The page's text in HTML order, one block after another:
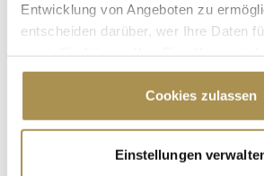
Entwicklung von Angeboten zu
entscheiden darüber, wer Ihre Daten
Cookie-Erklärung oder durch Klicken
Trigger Symbol ändern oder widerrufen
Informationen über Ihre
Cookies zulassen
Einstellungen